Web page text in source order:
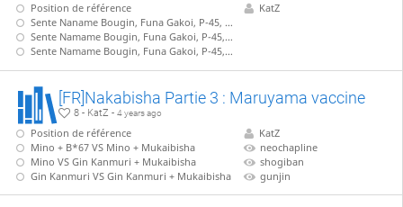
Position de référence
Sente Naname Bougin, Funa Gakoi, P-45, S-53
Sente Namame Bougin, Funa Gakoi, P-45, B*66, R*39
Sente Namame Bougin, Funa Gakoi, P-45, B*66, P*46
KatZ
[FR]Nakabisha Partie 3 : Maruyama vaccine
8 - KatZ -4 years ago
Position de référence
Mino + B*67 VS Mino + Mukaibisha
Mino VS Gin Kanmuri + Mukaibisha
Gin Kanmuri VS Gin Kanmuri + Mukaibisha
KatZ
neochapline
shogiban
gunjin